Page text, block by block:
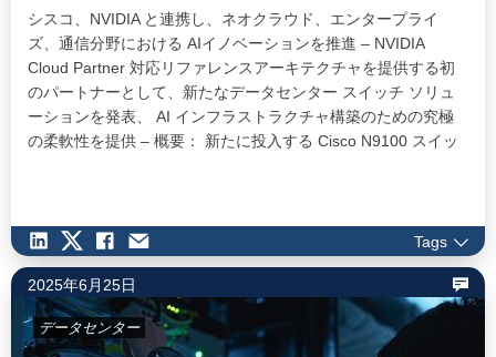
シスコ、NVIDIA と連携し、ネオクラウド、エンタープライ
ズ、通信分野における AIイノベーションを推進 – NVIDIA
Cloud Partner 対応リファレンスアーキテクチャを提供する初
のパートナーとして、新たなデータセンター スイッチ ソリュ
ーションを発表、 AI インフラストラクチャ構築のための究極
の柔軟性を提供 – 概要： 新たに投入する Cisco N9100 スイッ
Tags
2025年6月25日
データセンター